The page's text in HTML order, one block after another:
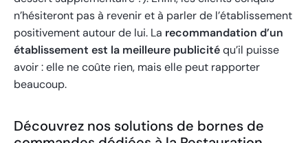
n’hésiteront pas à revenir et à parler de l’établissement
positivement autour de lui. La recommandation d’un
établissement est la meilleure publicitéqu’il puisse
avoir : elle ne coûte rien, mais elle peut rapporter
beaucoup.
Découvrez nos solutions de bornes de